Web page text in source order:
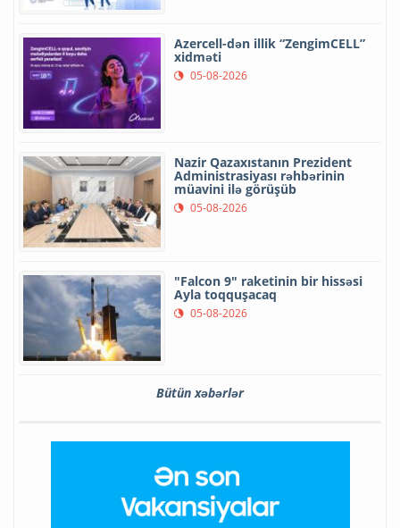
Azercell-dən illik “ZengimCELL”
xidməti
05-08-2026
Nazir Qazaxıstanın Prezident
Administrasiyası rəhbərinin
müavini ilə görüşüb
05-08-2026
"Falcon 9" raketinin bir hissəsi
Ayla toqquşacaq
05-08-2026
Bütün xəbərlər